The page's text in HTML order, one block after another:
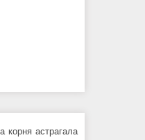
корня астрагала